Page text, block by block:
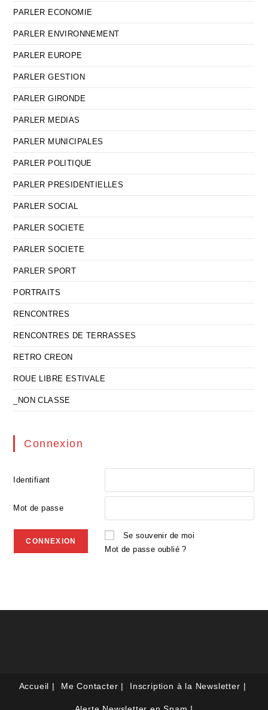
PARLER ECONOMIE
PARLER ENVIRONNEMENT
PARLER EUROPE
PARLER GESTION
PARLER GIRONDE
PARLER MEDIAS
PARLER MUNICIPALES
PARLER POLITIQUE
PARLER PRESIDENTIELLES
PARLER SOCIAL
PARLER SOCIETE
PARLER SOCIETE
PARLER SPORT
PORTRAITS
RENCONTRES
RENCONTRES DE TERRASSES
RETRO CREON
ROUE LIBRE ESTIVALE
_NON CLASSE
Connexion
Identifiant
Mot de passe
Se souvenir de moi
Mot de passe oublié ?
Accueil Me Contacter Inscription à la Newsletter